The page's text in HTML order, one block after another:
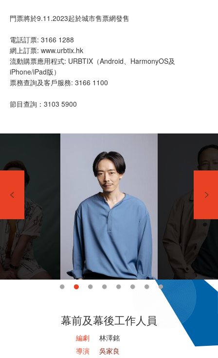
門票將於9.11.2023起於城市售票網發售
電話訂票: 3166 1288
網上訂票: www.urbtix.hk
流動購票應用程式: URBTIX（Android、HarmonyOS及
iPhone/iPad版）
票務查詢及客戶服務: 3166 1100
節目查詢：3103 5900
幕前及幕後工作人員
編劇
林澤銘
導演
吳家良